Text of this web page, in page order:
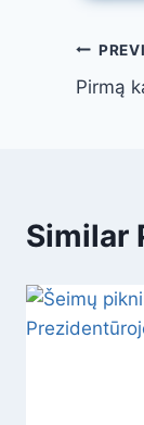
tarp
Pirmą
Similar